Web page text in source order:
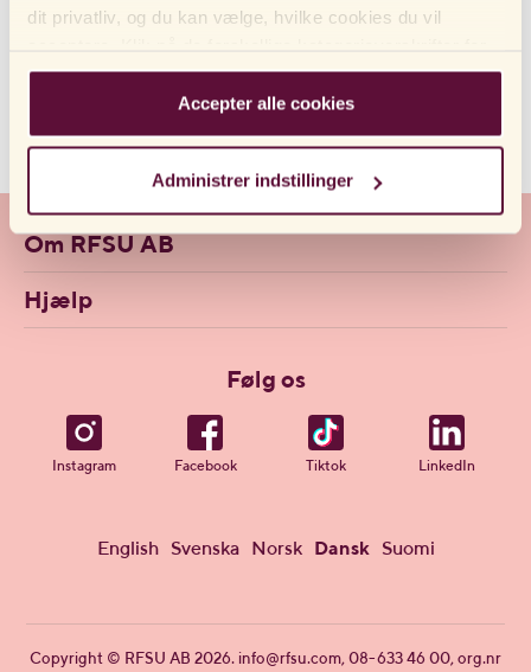
dit privatliv, og du kan vælge, hvilke cookies du vil
at finde ud af mere og ændre vores standardindstillinger.
Bemærk venligst, at blokering af cookies kan påvirke din
oplevelse af hjemmesiden og de tjenester, vi tilbyder.
brugen af ​​cookies, kan du altid slette dem ved at
navigere til privatlivsindstillingerne i din browser.
Accepter alle cookies
Administrer indstillinger
Hvilket kondom skal jeg vælge?
hvordan de kan stimulere og give nydelse, men hvordan
Om RFSU AB
Hjælp
Følg os
Instagram Facebook Tiktok LinkedIn
English Svenska Norsk Dansk Suomi
Copyright © RFSU AB 2026. info@rfsu.com, 08-633 46 00, org.nr